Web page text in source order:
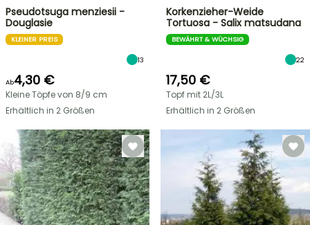
Pseudotsuga menziesii -
Douglasie
KLEINER PREIS
13
Ab4,30 €
Kleine Töpfe von 8/9 cm
Erhältlich in 2 Größen
Korkenzieher-Weide
Tortuosa - Salix matsudana
BEWÄHRT & WÜCHSIG
22
17,50 €
Topf mit 2L/3L
Erhältlich in 2 Größen